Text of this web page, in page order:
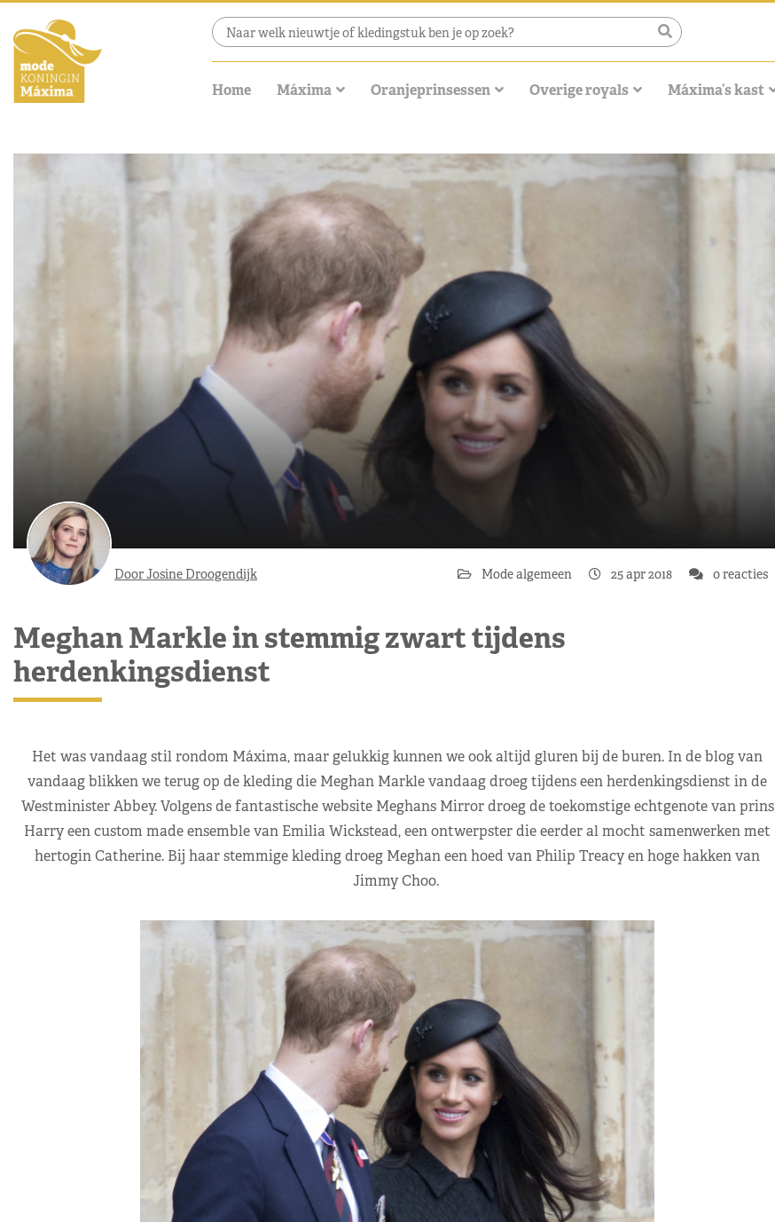
Home Máxima Oranjeprinsessen Overige royals Máxima’s kast
Door Josine Droogendijk Mode algemeen 25 apr 2018 0 reacties
Meghan Markle in stemmig zwart tijdens
herdenkingsdienst
Het was vandaag stil rondom Máxima, maar gelukkig kunnen we ook altijd gluren bij de buren. In de blog van
vandaag blikken we terug op de kleding die Meghan Markle vandaag droeg tijdens een herdenkingsdienst in de
Westminister Abbey. Volgens de fantastische website Meghans Mirror droeg de toekomstige echtgenote van prins
Harry een custom made ensemble van Emilia Wickstead, een ontwerpster die eerder al mocht samenwerken met
hertogin Catherine. Bij haar stemmige kleding droeg Meghan een hoed van Philip Treacy en hoge hakken van
Jimmy Choo.